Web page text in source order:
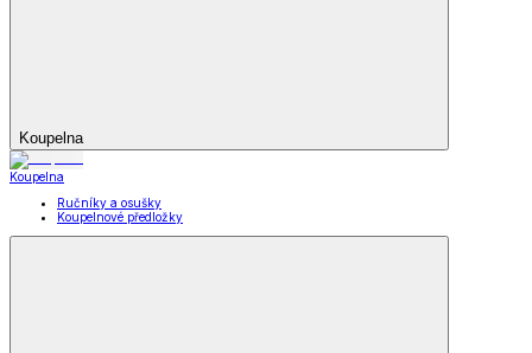
Koupelna
Koupelna
Ručníky a osušky
Koupelnové předložky